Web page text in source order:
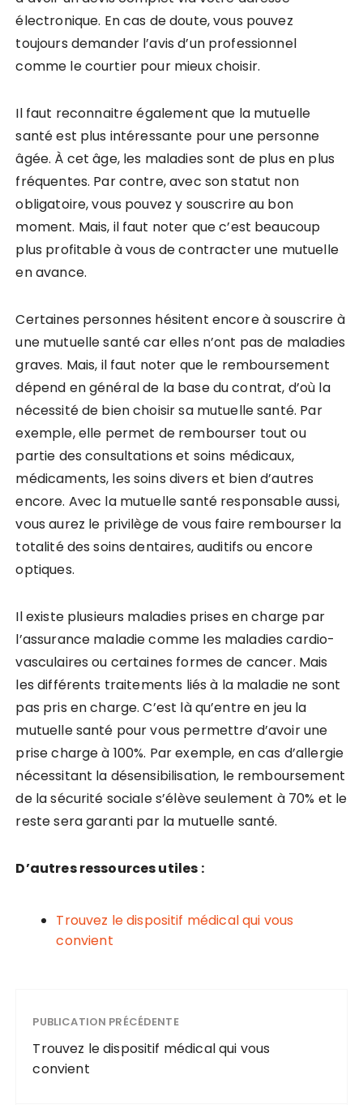
électronique. En cas de doute, vous pouvez
toujours demander l’avis d’un professionnel
comme le courtier pour mieux choisir.
Il faut reconnaitre également que la mutuelle
santé est plus intéressante pour une personne
âgée. À cet âge, les maladies sont de plus en plus
fréquentes. Par contre, avec son statut non
obligatoire, vous pouvez y souscrire au bon
moment. Mais, il faut noter que c’est beaucoup
plus profitable à vous de contracter une mutuelle
en avance.
Certaines personnes hésitent encore à souscrire à
une mutuelle santé car elles n’ont pas de maladies
graves. Mais, il faut noter que le remboursement
dépend en général de la base du contrat, d’où la
nécessité de bien choisir sa mutuelle santé. Par
exemple, elle permet de rembourser tout ou
partie des consultations et soins médicaux,
médicaments, les soins divers et bien d’autres
encore. Avec la mutuelle santé responsable aussi,
vous aurez le privilège de vous faire rembourser la
totalité des soins dentaires, auditifs ou encore
optiques.
Il existe plusieurs maladies prises en charge par
l’assurance maladie comme les maladies cardio-
vasculaires ou certaines formes de cancer. Mais
les différents traitements liés à la maladie ne sont
pas pris en charge. C’est là qu’entre en jeu la
mutuelle santé pour vous permettre d’avoir une
prise charge à 100%. Par exemple, en cas d’allergie
nécessitant la désensibilisation, le remboursement
de la sécurité sociale s’élève seulement à 70% et le
reste sera garanti par la mutuelle santé.
D’autres ressources utiles :
Trouvez le dispositif médical qui vous
convient
PUBLICATION PRÉCÉDENTE
Trouvez le dispositif médical qui vous
convient